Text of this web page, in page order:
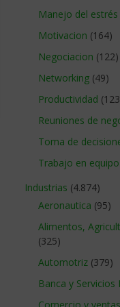
Manejo del estrés
Motivacion (164)
Negociacion (122)
Networking (49)
Productividad
Reuniones de
Toma de
Trabajo en equipo
Industrias (4.874)
Aeronautica (95)
Alimentos,
(325)
Automotriz (379)
Banca y Servicios